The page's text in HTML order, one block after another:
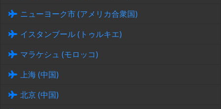
ニューヨーク市 (アメリカ合衆国)
イスタンブール (トゥルキエ)
マラケシュ (モロッコ)
上海 (中国)
北京 (中国)